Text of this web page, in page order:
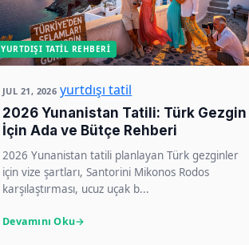
YURTDIŞI TATIL REHBERI
JUL 21, 2026 yurtdışı tatil
2026 Yunanistan Tatili: Türk Gezgin
İçin Ada ve Bütçe Rehberi
2026 Yunanistan tatili planlayan Türk gezginler
için vize şartları, Santorini Mikonos Rodos
karşılaştırması, ucuz uçak b...
Devamını Oku